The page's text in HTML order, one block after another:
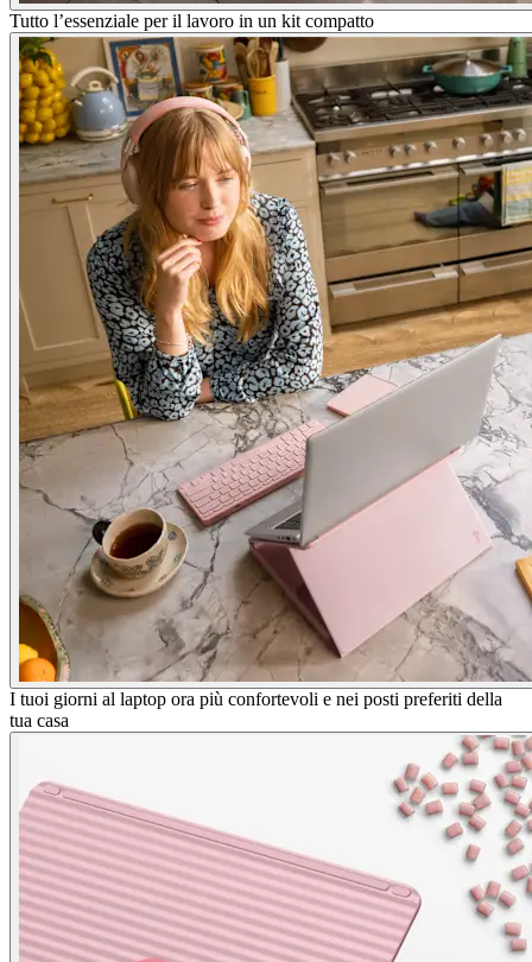
Tutto l’essenziale per il lavoro in un kit compatto
I tuoi giorni al laptop ora più confortevoli e nei posti preferiti della
tua casa